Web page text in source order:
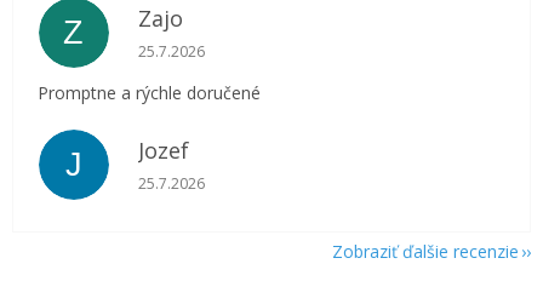
Z Zajo
Hodnotenie obchodu je 5 z 5 hviezdičiek.
25.7.2026
Promptne a rýchle doručené
J Jozef
Hodnotenie obchodu je 5 z 5 hviezdičiek.
25.7.2026
Zobraziť ďalšie recenzie